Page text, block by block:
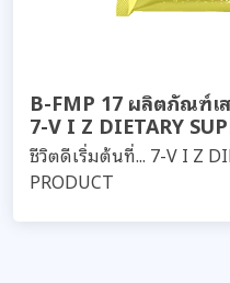
B-FMP 17 ผลิตภัณฑ์เ
7-V I Z DIETARY
ชีวิตดีเริ่มต้นที่... 7-V I Z
PRODUCT